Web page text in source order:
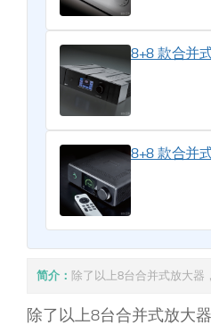
8+8 款合并
8+8 款合并
简介： 除了以上8台合并式放大器
除了以上8台合并式放大